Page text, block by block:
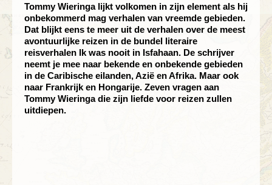
Tommy Wieringa lijkt volkomen in zijn element als hij
onbekommerd mag verhalen van vreemde gebieden.
Dat blijkt eens te meer uit de verhalen over de meest
avontuurlijke reizen in de bundel literaire
reisverhalen Ik was nooit in Isfahaan. De schrijver
neemt je mee naar bekende en onbekende gebieden
in de Caribische eilanden, Azië en Afrika. Maar ook
naar Frankrijk en Hongarije. Zeven vragen aan
Tommy Wieringa die zijn liefde voor reizen zullen
uitdiepen.